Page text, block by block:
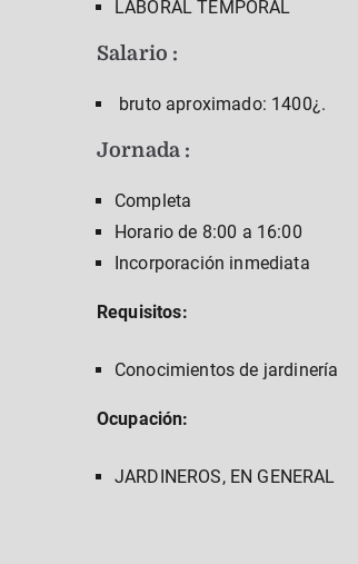
LABORAL TEMPORAL
Salario :
bruto aproximado: 1400¿.
Jornada :
Completa
Horario de 8:00 a 16:00
Incorporación inmediata
Requisitos:
Conocimientos de jardinería
Ocupación:
JARDINEROS, EN GENERAL